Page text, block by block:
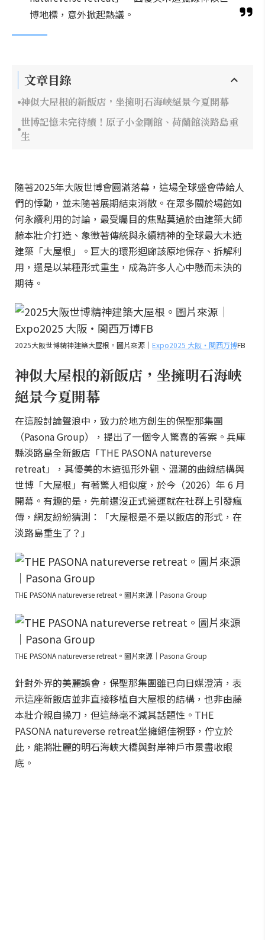
博地標，意外掀起熱議。
文章目錄
神似大屋根的新飯店，坐擁明石海峽絕景今夏開幕
世博記憶未完待續！原子小金剛館、荷蘭館淡路島重
生
隨著2025年大阪世博會圓滿落幕，這場全球盛會帶給人
們的悸動，並未隨著展期結束消散。在眾多關於場館如
何永續利用的討論，最受矚目的焦點莫過於由建築大師
藤本壯介打造、象徵著傳統與永續精神的全球最大木造
建築「大屋根」。巨大的環形迴廊該原地保存、拆解利
用，還是以某種形式重生，成為許多人心中懸而未決的
期待。
2025大阪世博精神建築大屋根。圖片來源｜ Expo2025 大阪・関西万博FB
神似大屋根的新飯店，坐擁明石海峽
絕景今夏開幕
在這股討論聲浪中，致力於地方創生的保聖那集團
（Pasona Group），提出了一個令人驚喜的答案。兵庫
縣淡路島全新飯店「THE PASONA natureverse
retreat」，其優美的木造弧形外觀、溫潤的曲線結構與
世博「大屋根」有著驚人相似度，於今（2026）年 6 月
開幕。有趣的是，先前還沒正式營運就在社群上引發瘋
傳，網友紛紛猜測：「大屋根是不是以飯店的形式，在
淡路島重生了？」
THE PASONA natureverse retreat。圖片來源｜Pasona Group
THE PASONA natureverse retreat。圖片來源｜Pasona Group
針對外界的美麗誤會，保聖那集團雖已向日媒澄清，表
示這座新飯店並非直接移植自大屋根的結構，也非由藤
本壯介親自操刀，但這絲毫不減其話題性。THE
PASONA natureverse retreat坐擁絕佳視野，佇立於
此，能將壯麗的明石海峽大橋與對岸神戶市景盡收眼
底。